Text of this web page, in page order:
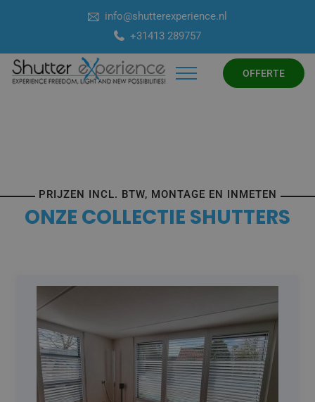
info@shutterexperience.nl
+31413 289757
OFFERTE
PRIJZEN INCL. BTW, MONTAGE EN INMETEN
ONZE COLLECTIE SHUTTERS